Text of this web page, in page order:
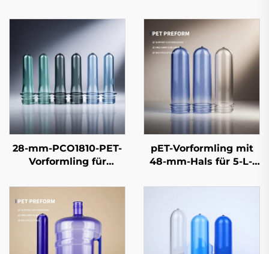
28-mm-PCO1810-PET-
Vorformling für
Erfrischungsgetränkeflaschen
– 13 g bis 55 g |
Präzisionsformgebung
für CSD-Qualität
pET-Vorformling mit
48-mm-Hals für 5-L-,
Wasserflaschen, 100 %
Lebensmittelqualität-
mit Griff, 70 g–180 g